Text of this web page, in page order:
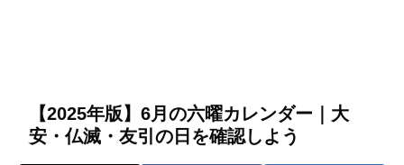
【2025年版】6月の六曜カレンダー｜大
安・仏滅・友引の日を確認しよう